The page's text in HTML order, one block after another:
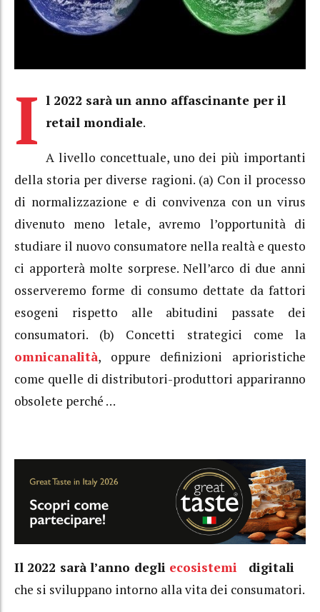
I l 2022 sarà un anno affascinante per il
retail mondiale.
A livello concettuale, uno dei più importanti
della storia per diverse ragioni. (a) Con il processo
di normalizzazione e di convivenza con un virus
divenuto meno letale, avremo l’opportunità di
studiare il nuovo consumatore nella realtà e questo
ci apporterà molte sorprese. Nell’arco di due anni
osserveremo forme di consumo dettate da fattori
esogeni rispetto alle abitudini passate dei
consumatori. (b) Concetti strategici come la
omnicanalità, oppure definizioni aprioristiche
come quelle di distributori-produttori appariranno
obsolete perché …
Il 2022 sarà l’anno degli ecosistemi digitali
che si sviluppano intorno alla vita dei consumatori.